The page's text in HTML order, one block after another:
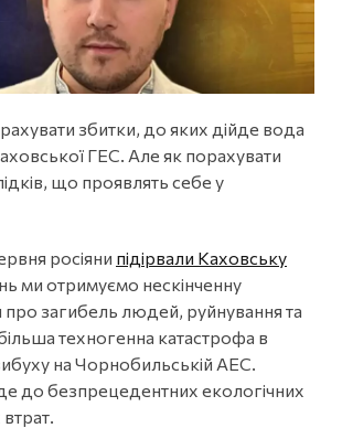
збитки, до яких дійде вода
ГЕС. Але як порахувати
що проявлять себе у
росіяни підірвали Каховську
ми отримуємо нескінченну
про загибель людей, руйнування та
техногенна катастрофа в
на Чорнобильській АЕС.
до безпрецедентних екологічних